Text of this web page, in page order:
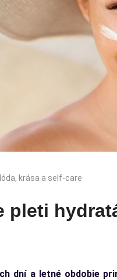
krása a self-care
pleti
dní a letné obdobie